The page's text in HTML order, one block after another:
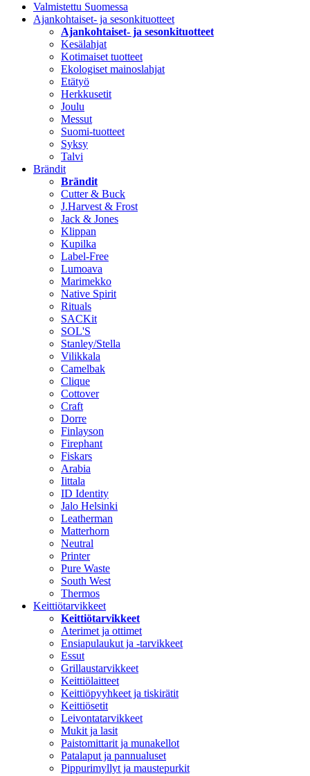
Valmistettu Suomessa
Ajankohtaiset- ja sesonkituotteet
Ajankohtaiset- ja sesonkituotteet
Kesälahjat
Kotimaiset tuotteet
Ekologiset mainoslahjat
Etätyö
Herkkusetit
Joulu
Messut
Suomi-tuotteet
Syksy
Talvi
Brändit
Brändit
Cutter & Buck
J.Harvest & Frost
Jack & Jones
Klippan
Kupilka
Label-Free
Lumoava
Marimekko
Native Spirit
Rituals
SACKit
SOL'S
Stanley/Stella
Vilikkala
Camelbak
Clique
Cottover
Craft
Dorre
Finlayson
Firephant
Fiskars
Arabia
Iittala
ID Identity
Jalo Helsinki
Leatherman
Matterhorn
Neutral
Printer
Pure Waste
South West
Thermos
Keittiötarvikkeet
Keittiötarvikkeet
Aterimet ja ottimet
Ensiapulaukut ja -tarvikkeet
Essut
Grillaustarvikkeet
Keittiölaitteet
Keittiöpyyhkeet ja tiskirätit
Keittiösetit
Leivontatarvikkeet
Mukit ja lasit
Paistomittarit ja munakellot
Patalaput ja pannualuset
Pippurimyllyt ja maustepurkit